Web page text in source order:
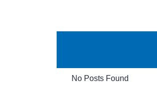
No Posts Found